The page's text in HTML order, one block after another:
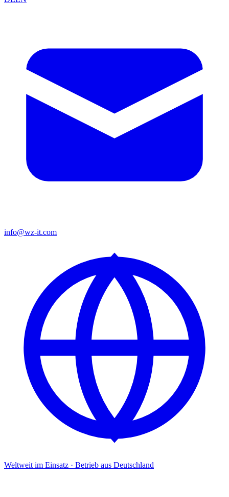
info@wz-it.com
Weltweit im Einsatz · Betrieb aus Deutschland